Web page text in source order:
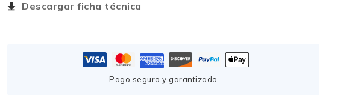
Descargar ficha técnica
Pago seguro y garantizado